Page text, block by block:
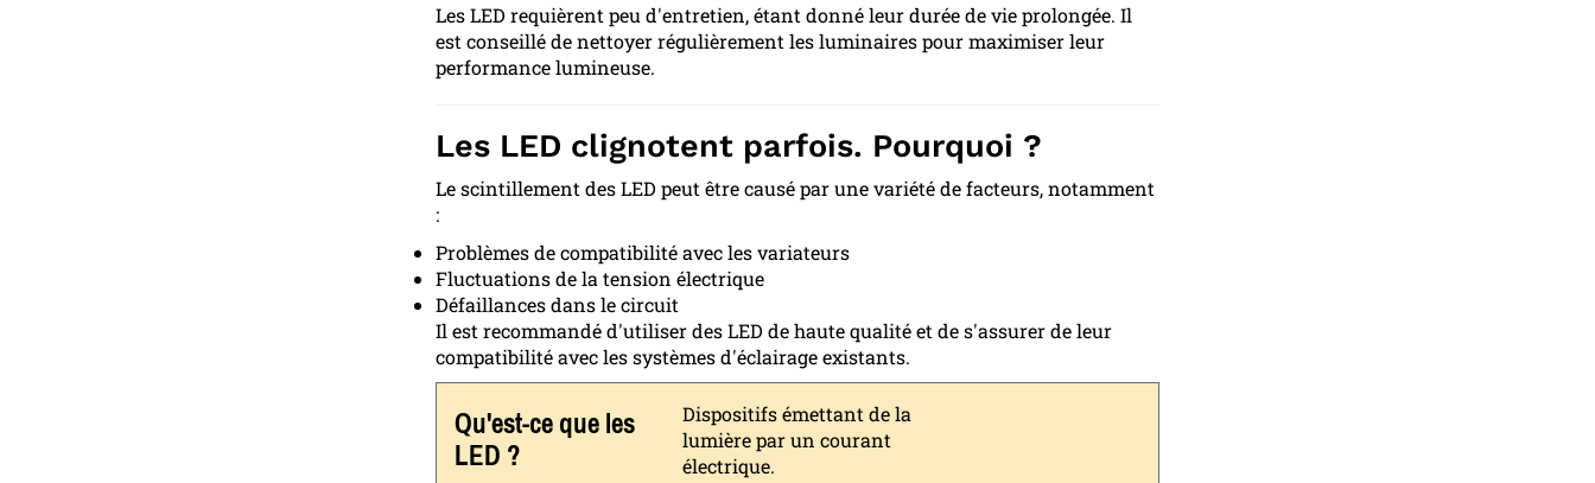
Les LED requièrent peu d'entretien, étant donné leur durée de vie prolongée. Il
est conseillé de nettoyer régulièrement les luminaires pour maximiser leur
performance lumineuse.
Les LED clignotent parfois. Pourquoi ?
Le scintillement des LED peut être causé par une variété de facteurs, notamment
:
Problèmes de compatibilité avec les variateurs
Fluctuations de la tension électrique
Défaillances dans le circuit
Il est recommandé d'utiliser des LED de haute qualité et de s'assurer de leur
compatibilité avec les systèmes d'éclairage existants.
Qu'est-ce que les
LED ?
Dispositifs émettant de la
lumière par un courant
électrique.